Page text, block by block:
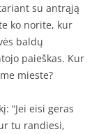
su antrąją
ko norite, kur
baldų
paieškas. Kur
mieste?
“Jei eisi geras
tu randiesi,